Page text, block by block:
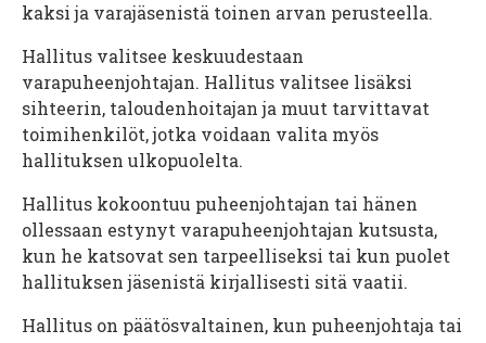
kaksi ja varajäsenistä toinen arvan perusteella.
Hallitus valitsee keskuudestaan
varapuheenjohtajan. Hallitus valitsee lisäksi
sihteerin, taloudenhoitajan ja muut tarvittavat
toimihenkilöt, jotka voidaan valita myös
hallituksen ulkopuolelta.
Hallitus kokoontuu puheenjohtajan tai hänen
ollessaan estynyt varapuheenjohtajan kutsusta,
kun he katsovat sen tarpeelliseksi tai kun puolet
hallituksen jäsenistä kirjallisesti sitä vaatii.
Hallitus on päätösvaltainen, kun puheenjohtaja tai